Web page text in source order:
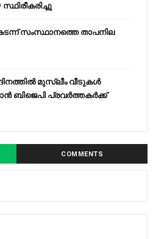
സംസ്ഥാനത്തെ താപനില
മുസ്ലീം വീടുകള്‍
ബിജെപി പ്രവര്‍ത്തകര്‍ക്ക്
COMMENTS